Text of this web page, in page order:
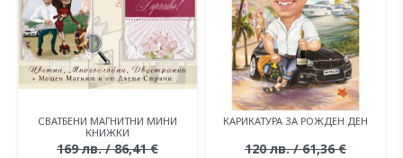
СВАТБЕНИ МАГНИТНИ МИНИ
КНИЖКИ
169 лв. / 86,41 €
КАРИКАТУРА ЗА РОЖДЕН ДЕН
120 лв. / 61,36 €